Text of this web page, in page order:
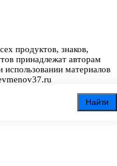
Найти
продуктов, знаков,
принадлежат авторам
материалов